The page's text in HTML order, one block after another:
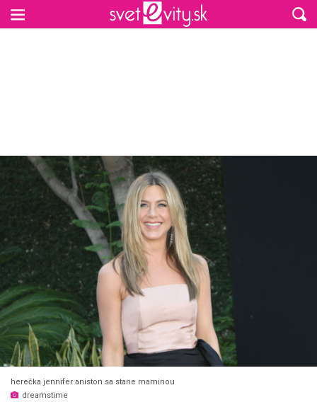
herečka jennifer aniston sa stane maminou
dreamstime